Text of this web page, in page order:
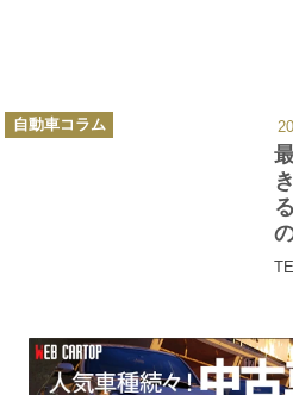
カ
テ
自動車コラム